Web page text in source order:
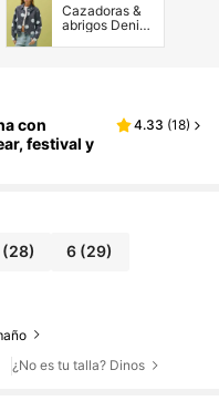
Cazadoras &
abrigos Denim
con
festival y
4.33 (18)
6 (29)
¿No es tu talla? Dinos